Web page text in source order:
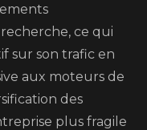
ce qui
sur son trafic en
aux moteurs de
des
plus fragile